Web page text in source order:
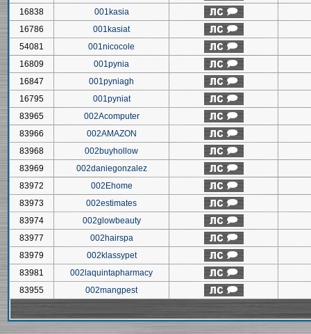
16838
001kasia
16786
001kasiat
54081
001nicocole
16809
001pynia
16847
001pyniagh
16795
001pyniat
83965
002Acomputer
83966
002AMAZON
83968
002buyhollow
83969
002daniegonzalez
83972
002Ehome
83973
002estimates
83974
002glowbeauty
83977
002hairspa
83979
002klassypet
83981
002laquintapharmacy
83955
002mangpest